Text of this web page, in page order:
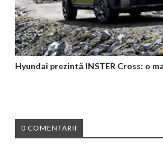
Hyundai prezintă INSTER Cross: o
0 COMENTARII